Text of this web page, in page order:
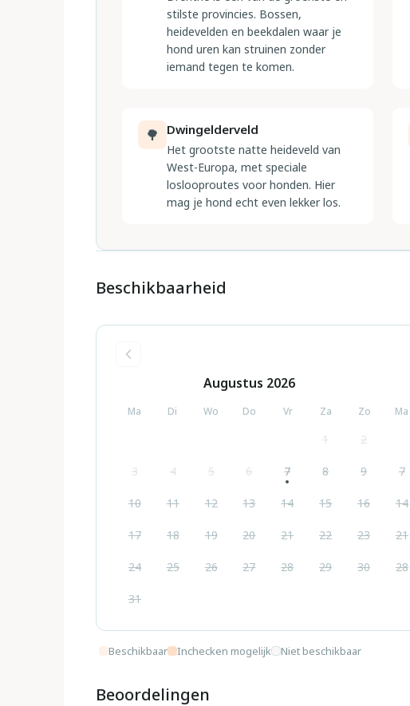
stilste provincies. Bossen,
heidevelden en beekdalen waar je
hond uren kan struinen zonder
iemand tegen te komen.
🌳 Dwingelderveld
Het grootste natte heideveld van
West-Europa, met speciale
loslooproutes voor honden. Hier
mag je hond echt even lekker los.
Beschikbaarheid
Augustus 2026
Ma Di Wo Do Vr Za Zo
1 2
3 4 5 6 7 8 9
10 11 12 13 14 15 16
17 18 19 20 21 22 23
24 25 26 27 28 29 30
31
Ma
7
14
21
28
Beschikbaar Inchecken mogelijk Niet beschikbaar
Beoordelingen